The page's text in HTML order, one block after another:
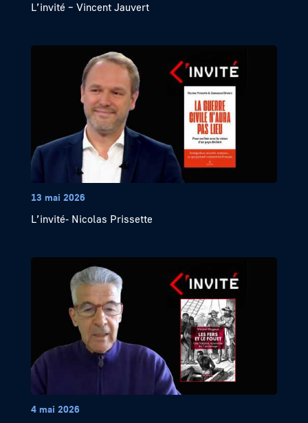
L’invité – Vincent Jauvert
13 mai 2026
L’invité- Nicolas Prissette
4 mai 2026